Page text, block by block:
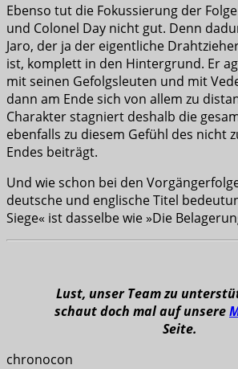
Ebenso tut die Fokussierung der
und Colonel Day nicht gut. Denn
Jaro, der ja der eigentliche
ist, komplett in den Hintergrund. Er
mit seinen Gefolgsleuten und mit
dann am Ende sich von allem zu
Charakter stagniert deshalb die
ebenfalls zu diesem Gefühl des nicht
Endes beiträgt.
Und wie schon bei den
deutsche und englische Titel
Siege« ist dasselbe wie »Die
Lust, unser Team zu
schaut doch mal auf unsere
Seite.
chronocon